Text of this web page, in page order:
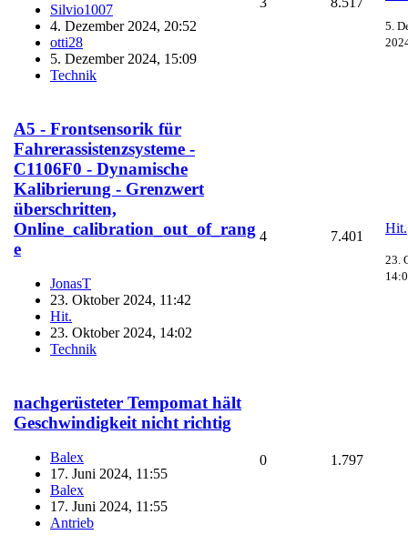
Silvio1007
4. Dezember 2024, 20:52
otti28
5. Dezember 2024, 15:09
Technik
5.
A5 - Frontsensorik für
Fahrerassistenzsysteme -
C1106F0 - Dynamische
Kalibrierung - Grenzwert
überschritten,
Online_calibration_out_of_rang​
e
JonasT
23. Oktober 2024, 11:42
Hit.
23. Oktober 2024, 14:02
Technik
4 7.401
Hit.
23.
nachgerüsteter Tempomat hält
Geschwindigkeit nicht richtig
Balex
17. Juni 2024, 11:55
Balex
17. Juni 2024, 11:55
Antrieb
0 1.797